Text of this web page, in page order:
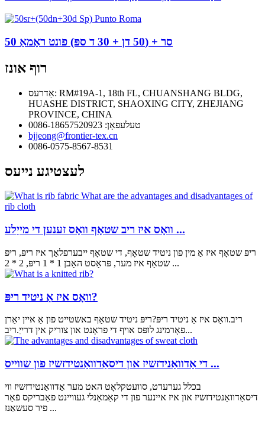
50 סר + (50 דן + 30 ד ספּ) פונט ראָמאַ
רוף אונז
אַדרעס: RM#19A-1, 18th FL, CHUANSHANG BLDG,
HUASHE DISTRICT, SHAOXING CITY, ZHEJIANG
PROVINCE, CHINA
טעלעפאָן: 0086-18657520923
bjjeong@frontier-tex.cn
0086-0575-8567-8531
לעצטיגע נייעס
וואָס איז ריב שטאָף וואָס זענען די מייַלע ...
ריפּ שטאָף איז אַ מין פון ניטיד שטאָף, די שטאָף ייבערפלאַך איז ריפּ, ריפּ
שטאָף איז מער, פּראָסט האָבן 1 * 1 ריפּ, 2 * 2 ...
וואָס איז אַ ניטיד ריפּ?
ריב.וואָס איז אַ ניטיד ריפּ?ריפּ ניטיד שטאָף באשטייט פון אַ איין יאַרן
פאָרמינג לופּס אויף די פראָנט און צוריק אין דרייַ.ריב...
די אַדוואַנידזשיז און דיסאַדוואַנטידזשיז פון שווייס ...
בכלל גערעדט, סוועטקלאָט האט מער אַדוואַנטידזשיז ווי
דיסאַדוואַנטידזשיז און איז איינער פון די קאַמאַנלי געוויינט פאַבריקס פֿאַר
פיר סעשאַנז ...